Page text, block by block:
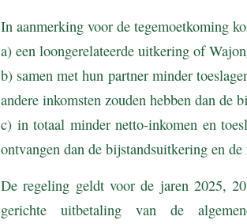
In aanmerking voor de tegemoetkoming
a) een loongerelateerde uitkering of
b) samen met hun partner minder
andere inkomsten zouden hebben dan de
c) in totaal minder netto-inkomen en
ontvangen dan de bijstandsuitkering en
De regeling geldt voor de jaren 2025,
gerichte uitbetaling van de